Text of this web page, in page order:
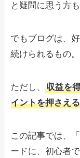
と疑問に思う方
でもブログは、
続けられるもの。
ただし、収益を
イントを押さえ
この記事では、
ードに、初心者